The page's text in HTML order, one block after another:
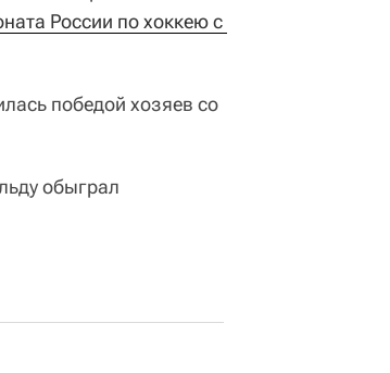
России по хоккею с
победой хозяев со
обыграл